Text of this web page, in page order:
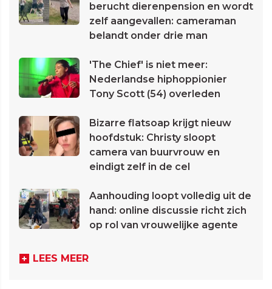
berucht dierenpension en wordt
zelf aangevallen: cameraman
belandt onder drie man
'The Chief' is niet meer:
Nederlandse hiphoppionier
Tony Scott (54) overleden
Bizarre flatsoap krijgt nieuw
hoofdstuk: Christy sloopt
camera van buurvrouw en
eindigt zelf in de cel
Aanhouding loopt volledig uit de
hand: online discussie richt zich
op rol van vrouwelijke agente
LEES MEER